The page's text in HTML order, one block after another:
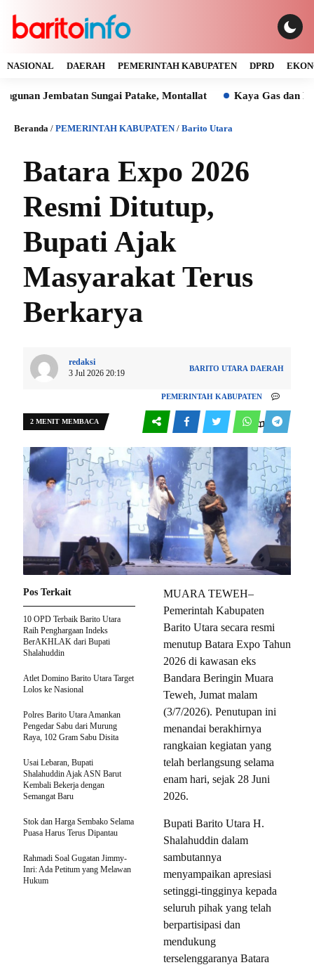
NASIONAL DAERAH PEMERINTAH KABUPATEN DPRD
Sungai Patake, Montallat Kaya Gas dan Batu Bara
Beranda / PEMERINTAH KABUPATEN/ Barito Utara
Batara Expo 2026
Resmi Ditutup,
Bupati Ajak
Masyarakat Terus
Berkarya
redaksi
3 Jul 2026 20:19
BARITO UTARA DAERAH
PEMERINTAH KABUPATEN
0 250
2 MENIT MEMBACA
MUARA TEWEH–
Pemerintah Kabupaten
Barito Utara secara resmi
menutup Batara Expo Tahun
2026 di kawasan eks
Bandara Beringin Muara
Teweh, Jumat malam
(3/7/2026). Penutupan ini
menandai berakhirnya
rangkaian kegiatan yang
telah berlangsung selama
enam hari, sejak 28 Juni
2026.
Bupati Barito Utara H.
Shalahuddin dalam
sambutannya
menyampaikan apresiasi
setinggi-tingginya kepada
seluruh pihak yang telah
berpartisipasi dan
mendukung
terselenggaranya Batara
Pos Terkait
10 OPD Terbaik Barito Utara
Raih Penghargaan Indeks
BerAKHLAK dari Bupati
Shalahuddin
Atlet Domino Barito Utara Target
Lolos ke Nasional
Polres Barito Utara Amankan
Pengedar Sabu dari Murung
Raya, 102 Gram Sabu Disita
Usai Lebaran, Bupati
Shalahuddin Ajak ASN Barut
Kembali Bekerja dengan
Semangat Baru
Stok dan Harga Sembako Selama
Puasa Harus Terus Dipantau
Rahmadi Soal Gugatan Jimmy-
Inri: Ada Petitum yang Melawan
Hukum